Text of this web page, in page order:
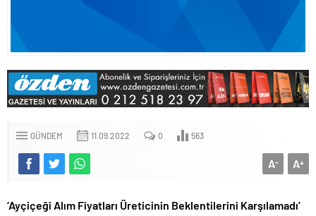
GÜNDEM 11.09.2022 0 563
A+
A-
‘Ayçiçeği Alım Fiyatları Üreticinin Beklentilerini Karşılamadı’